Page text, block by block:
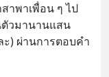
าพาเพื่อน ๆ ไป
วมานานแสน
) ผ่านการตอบคำ